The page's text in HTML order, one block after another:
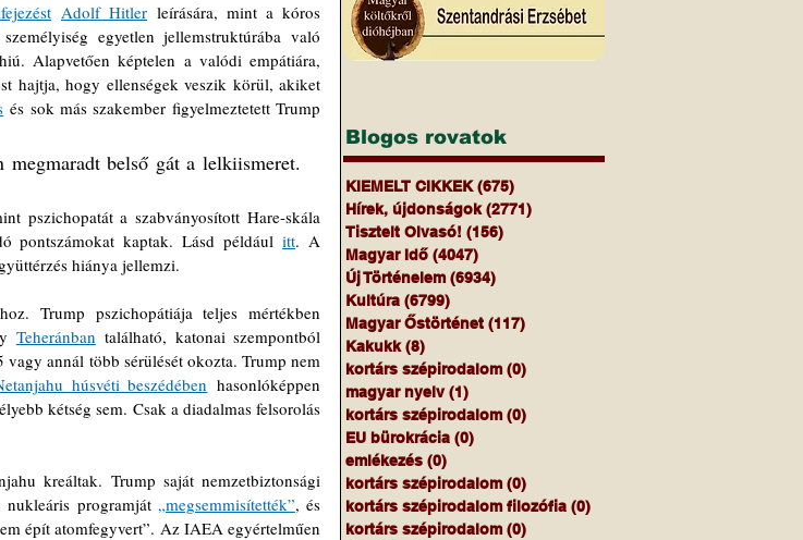
Adolf Hitler leírására, mint a kóros
egyetlen jellemstruktúrába való
Alapvetően képtelen a valódi empátiára,
hajtja, hogy ellenségek veszik körül, akiket
és sok más szakember figyelmeztetett Trump
belső gát a lelkiismeret.
pszichopatát a szabványosított Hare-skála
pontszámokat kaptak. Lásd például itt. A
hiánya jellemzi.
Trump pszichopátiája teljes mértékben
Teheránban található, katonai szempontból
annál több sérülését okozta. Trump nem
húsvéti beszédében hasonlóképpen
kétség sem. Csak a diadalmas felsorolás
kreáltak. Trump saját nemzetbiztonsági
programját „megsemmisítették”, és
épít atomfegyvert”. Az IAEA egyértelműen
Blogos rovatok
KIEMELT CIKKEK (675)
Hírek, újdonságok (2771)
Tisztelt Olvasó! (156)
Magyar Idő (4047)
Új Történelem (6934)
Kultúra (6799)
Magyar Őstörténet (117)
Kakukk (8)
kortárs szépirodalom (0)
magyar nyelv (1)
kortárs szépirodalom (0)
EU bürokrácia (0)
emlékezés (0)
kortárs szépirodalom (0)
kortárs szépirodalom filozófia (0)
kortárs szépirodalom (0)